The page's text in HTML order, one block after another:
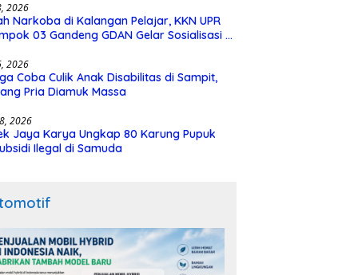
2026
Narkoba di Kalangan Pelajar, KKN UPR
03 Gandeng GDAN Gelar Sosialisasi di
2026
Coba Culik Anak Disabilitas di Sampit,
Pria Diamuk Massa
2026
Jaya Karya Ungkap 80 Karung Pupuk
Ilegal di Samuda